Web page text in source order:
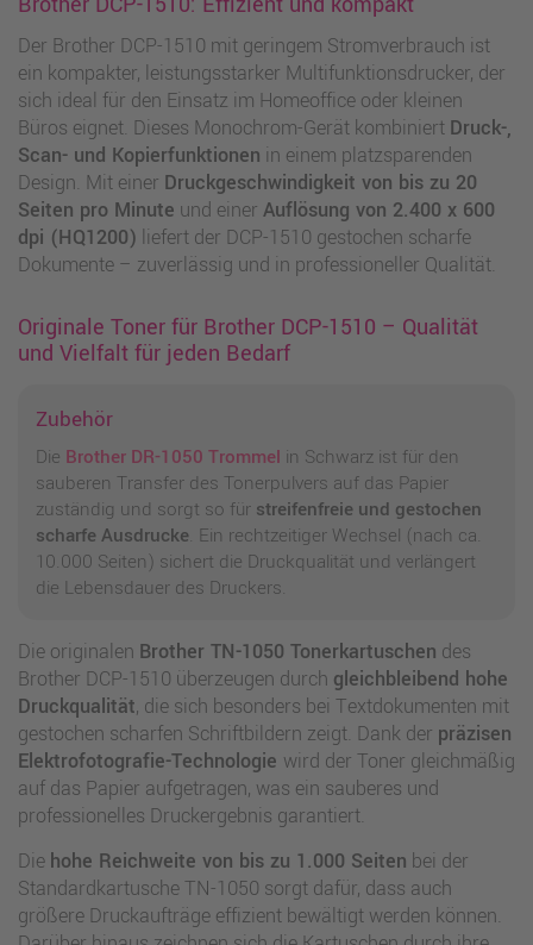
Der Brother DCP-1510 mit geringem Stromverbrauch ist
ein kompakter, leistungsstarker Multifunktionsdrucker, der
sich ideal für den Einsatz im Homeoffice oder kleinen
Büros eignet. Dieses Monochrom-Gerät kombiniert Druck-,
Scan- und Kopierfunktionen in einem platzsparenden
Design. Mit einer Druckgeschwindigkeit von bis zu 20
Seiten pro Minute und einer Auflösung von 2.400 x 600
dpi (HQ1200) liefert der DCP-1510 gestochen scharfe
Dokumente – zuverlässig und in professioneller Qualität.
Originale Toner für Brother DCP-1510 – Qualität
und Vielfalt für jeden Bedarf
Zubehör
Die Brother DR-1050 Trommel in Schwarz ist für den
sauberen Transfer des Tonerpulvers auf das Papier
zuständig und sorgt so für streifenfreie und gestochen
scharfe Ausdrucke. Ein rechtzeitiger Wechsel (nach ca.
10.000 Seiten) sichert die Druckqualität und verlängert
die Lebensdauer des Druckers.
Die originalen Brother TN-1050 Tonerkartuschen des
Brother DCP-1510 überzeugen durch gleichbleibend hohe
Druckqualität, die sich besonders bei Textdokumenten mit
gestochen scharfen Schriftbildern zeigt. Dank der präzisen
Elektrofotografie-Technologie wird der Toner gleichmäßig
auf das Papier aufgetragen, was ein sauberes und
professionelles Druckergebnis garantiert.
Die hohe Reichweite von bis zu 1.000 Seiten bei der
Standardkartusche TN-1050 sorgt dafür, dass auch
größere Druckaufträge effizient bewältigt werden können.